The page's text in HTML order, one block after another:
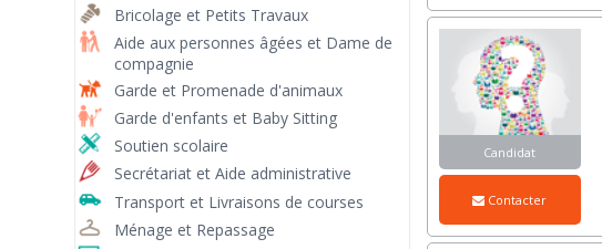
Candidat
Contacter
Bricolage et Petits Travaux
Aide aux personnes âgées et Dame de
compagnie
Garde et Promenade d'animaux
Garde d'enfants et Baby Sitting
Soutien scolaire
Secrétariat et Aide administrative
Transport et Livraisons de courses
Ménage et Repassage